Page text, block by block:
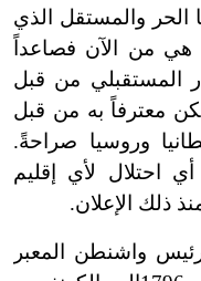
الحر والمستقل الذي
من الآن فصاعداً
المستقبلي من قبل
يكن معترفاً به من قبل
وروسيا صراحةً.
احتلال لأي إقليم
ذلك الإعلان.
واشنطن المعبر